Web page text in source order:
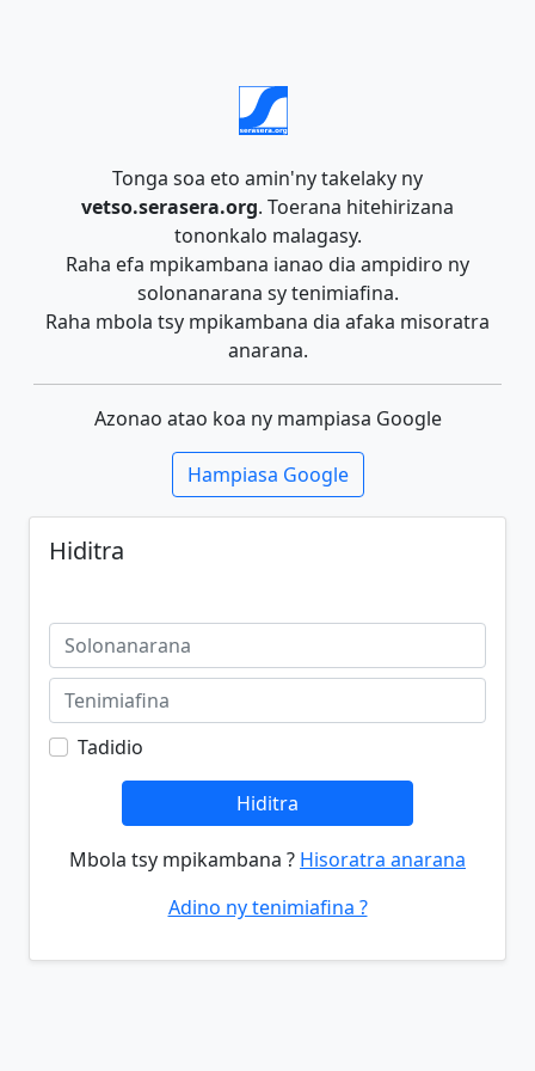
Tonga soa eto amin'ny takelaky ny
vetso.serasera.org. Toerana hitehirizana
tononkalo malagasy.
Raha efa mpikambana ianao dia ampidiro ny
solonanarana sy tenimiafina.
Raha mbola tsy mpikambana dia afaka misoratra
anarana.
Azonao atao koa ny mampiasa Google
Hampiasa Google
Hiditra
Tadidio
Hiditra
Mbola tsy mpikambana ? Hisoratra anarana
Adino ny tenimiafina ?